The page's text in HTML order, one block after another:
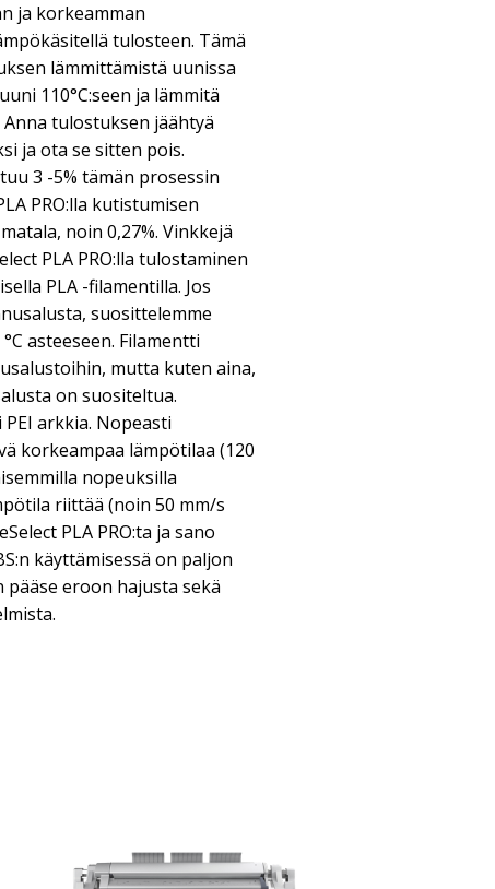
ja korkeamman
tulosteen. Tämä
lämmittämistä uunissa
110°C:seen ja lämmitä
tulostuksen jäähtyä
ja ota se sitten pois.
3 -5% tämän prosessin
PRO:lla kutistumisen
noin 0,27%. Vinkkejä
PLA PRO:lla tulostaminen
PLA -filamentilla. Jos
suosittelemme
asteeseen. Filamentti
mutta kuten aina,
on suositeltua.
arkkia. Nopeasti
korkeampaa lämpötilaa (120
nopeuksilla
riittää (noin 50 mm/s
PLA PRO:ta ja sano
käyttämisessä on paljon
eroon hajusta sekä